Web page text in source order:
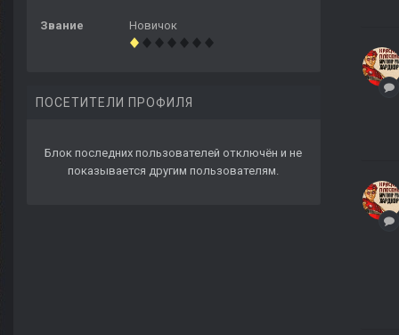
Звание Новичок
ПОСЕТИТЕЛИ ПРОФИЛЯ
Блок последних пользователей отключён и не
показывается другим пользователям.